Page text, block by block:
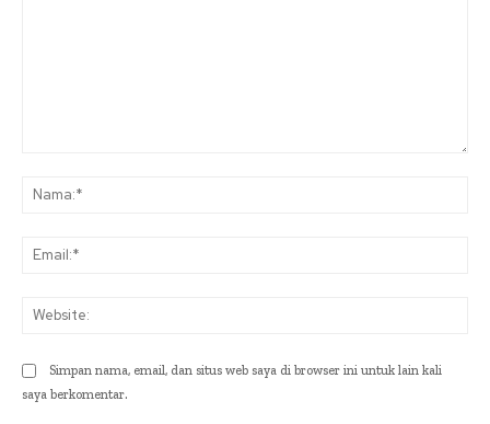
Simpan nama, email, dan situs web saya di browser ini untuk lain kali
saya berkomentar.